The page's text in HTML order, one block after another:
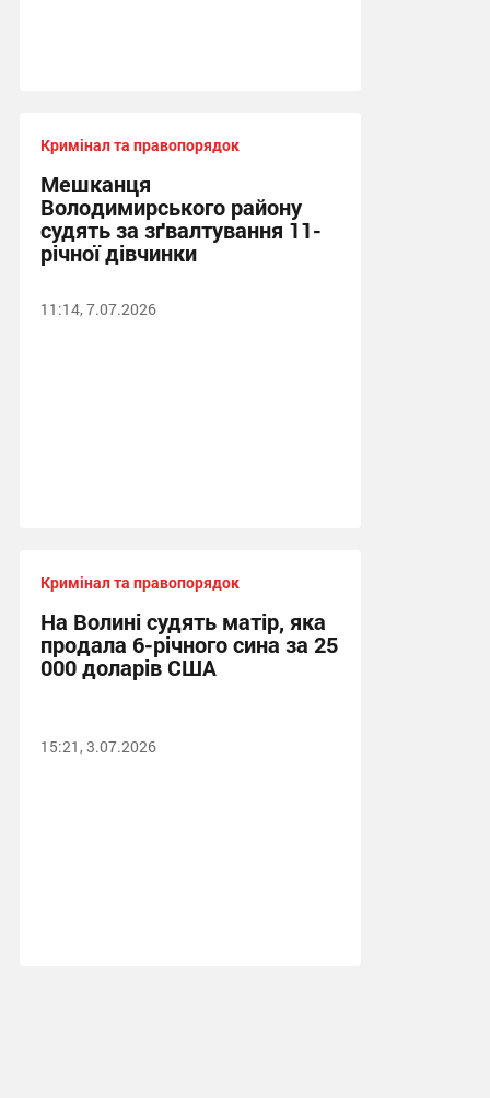
Кримінал та правопорядок
Мешканця
Володимирського району
судять за зґвалтування 11-
річної дівчинки
11:14, 7.07.2026
Кримінал та правопорядок
На Волині судять матір, яка
продала 6-річного сина за 25
000 доларів США
15:21, 3.07.2026